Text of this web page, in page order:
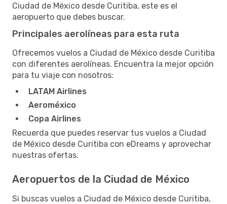
Ciudad de México desde Curitiba, este es el
aeropuerto que debes buscar.
Principales aerolíneas para esta ruta
Ofrecemos vuelos a Ciudad de México desde Curitiba
con diferentes aerolíneas. Encuentra la mejor opción
para tu viaje con nosotros:
LATAM Airlines
Aeroméxico
Copa Airlines
Recuerda que puedes reservar tus vuelos a Ciudad
de México desde Curitiba con eDreams y aprovechar
nuestras ofertas.
Aeropuertos de la Ciudad de México
Si buscas vuelos a Ciudad de México desde Curitiba,